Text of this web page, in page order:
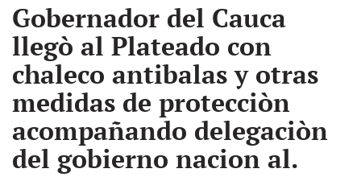
Gobernador del Cauca
llegò al Plateado con
chaleco antibalas y otras
medidas de protecciòn
acompañando delegaciòn
del gobierno nacion al.